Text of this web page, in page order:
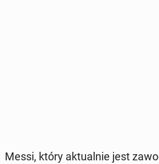
Messi, który ak­tu­al­nie jest